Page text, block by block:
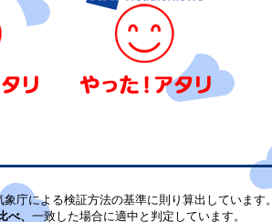
庁による検証方法の基準に則り算出しています。
、 一致した場合に適中と判定しています。